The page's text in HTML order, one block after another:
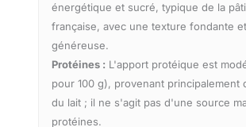
énergétique et sucré, typique de la
française, avec une texture fondante et
généreuse.
Protéines : L'apport protéique est
pour 100 g), provenant
du lait ; il ne s'agit pas d'une source
protéines.